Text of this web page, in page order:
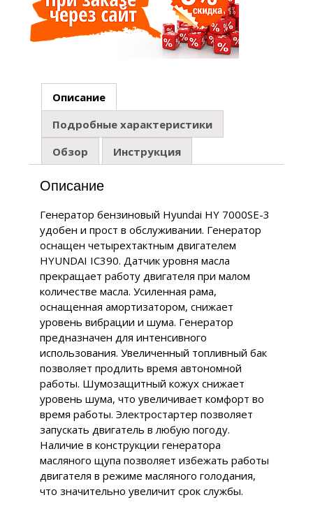
Описание
Подробные характеристики
Обзор
Инструкция
Описание
Генератор бензиновый Hyundai HY 7000SE-3
удобен и прост в обслуживании. Генератор
оснащен четырехтактным двигателем
HYUNDAI IC390. Датчик уровня масла
прекращает работу двигателя при малом
количестве масла. Усиленная рама,
оснащенная амортизатором, снижает
уровень вибрации и шума. Генератор
предназначен для интенсивного
использования. Увеличенный топливный бак
позволяет продлить время автономной
работы. Шумозащитный кожух снижает
уровень шума, что увеличивает комфорт во
время работы. Электростартер позволяет
запускать двигатель в любую погоду.
Наличие в конструкции генератора
масляного щупа позволяет избежать работы
двигателя в режиме масляного голодания,
что значительно увеличит срок службы.